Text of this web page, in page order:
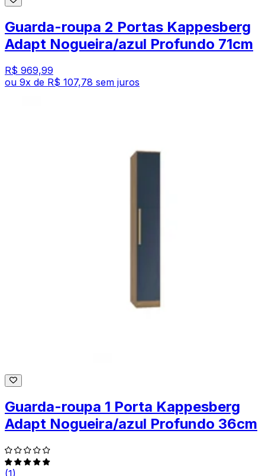
Guarda-roupa 2 Portas Kappesberg
Adapt Nogueira/azul Profundo 71cm
R$ 969,99
ou 9x de R$ 107,78 sem juros
Guarda-roupa 1 Porta Kappesberg
Adapt Nogueira/azul Profundo 36cm